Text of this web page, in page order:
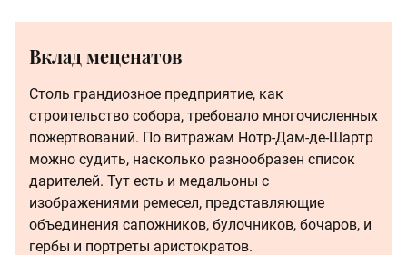
Вклад меценатов
Столь грандиозное предприятие, как
строительство собора, требовало многочисленных
пожертвований. По витражам Нотр-Дам-де-Шартр
можно судить, насколько разнообразен список
дарителей. Тут есть и медальоны с
изображениями ремесел, представляющие
объединения сапожников, булочников, бочаров, и
гербы и портреты аристократов.